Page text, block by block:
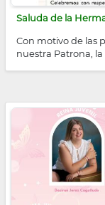
Saluda de la
Con motivo de las
nuestra Patrona,